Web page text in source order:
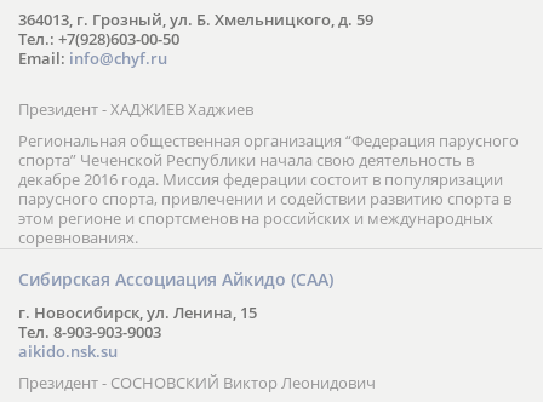
364013, г. Грозный, ул. Б. Хмельницкого, д. 59
Тел.: +7(928)603-00-50
Email: info@chyf.ru
Президент - ХАДЖИЕВ Хаджиев
Региональная общественная организация “Федерация парусного
спорта” Чеченской Республики начала свою деятельность в
декабре 2016 года. Миссия федерации состоит в популяризации
парусного спорта, привлечении и содействии развитию спорта в
этом регионе и спортсменов на российских и международных
соревнованиях.
Сибирская Ассоциация Айкидо (САА)
г. Новосибирск, ул. Ленина, 15
Тел. 8-903-903-9003
aikido.nsk.su
Президент - СОСНОВСКИЙ Виктор Леонидович